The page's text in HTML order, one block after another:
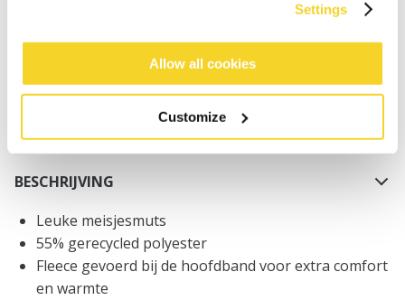
Settings
Allow all cookies
Customize
Bestellingen die op werkdagen vóór 12:00 uur
Gratis verzending voor orders boven € 50,- binnen
Binnen 30 dagen retourneren
BESCHRIJVING
Leuke meisjesmuts
55% gerecycled polyester
Fleece gevoerd bij de hoofdband voor extra comfort
en warmte